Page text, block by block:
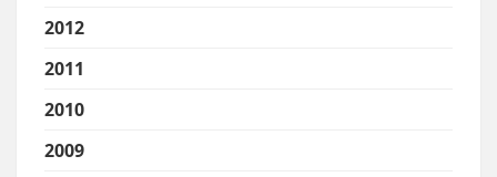
2012
2011
2010
2009